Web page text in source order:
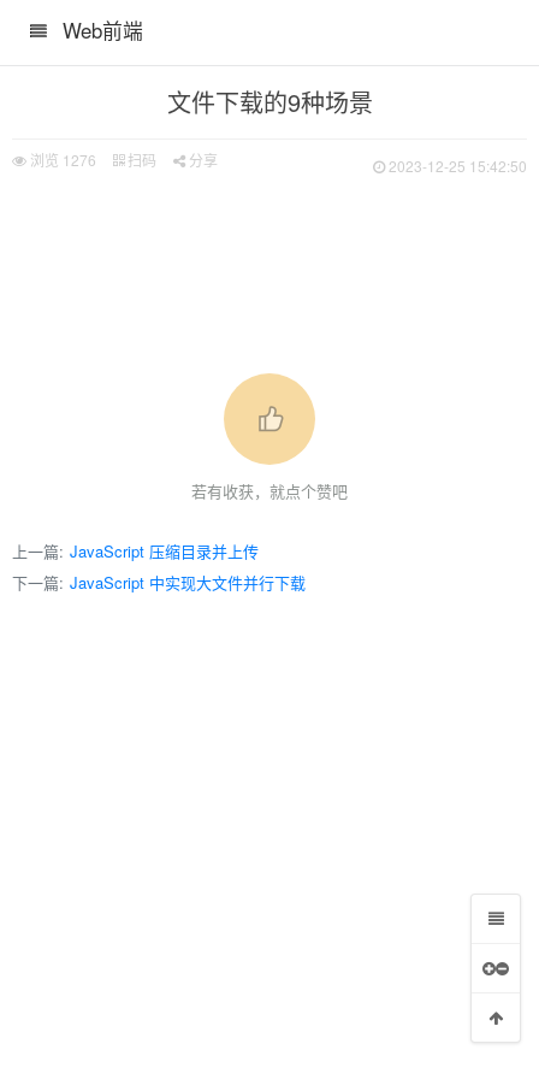
Web前端
文件下载的9种场景
浏览 1276 扫码 分享 2023-12-25 15:42:50
若有收获，就点个赞吧
上一篇: JavaScript 压缩目录并上传
下一篇: JavaScript 中实现大文件并行下载